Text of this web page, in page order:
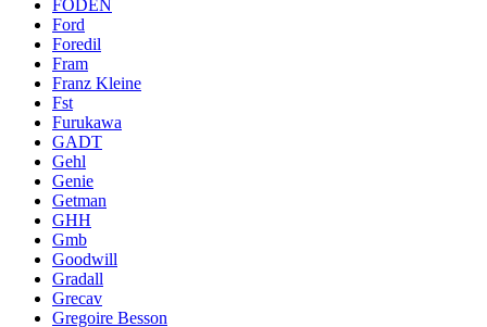
FODEN
Ford
Foredil
Fram
Franz Kleine
Fst
Furukawa
GADT
Gehl
Genie
Getman
GHH
Gmb
Goodwill
Gradall
Grecav
Gregoire Besson